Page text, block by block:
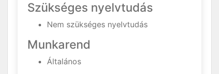
Szükséges nyelvtudás
Nem szükséges nyelvtudás
Munkarend
Általános